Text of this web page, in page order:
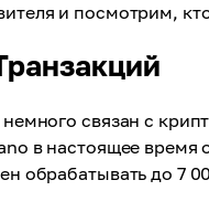
и посмотрим,
связан с
в настоящее время
обрабатывать до 7